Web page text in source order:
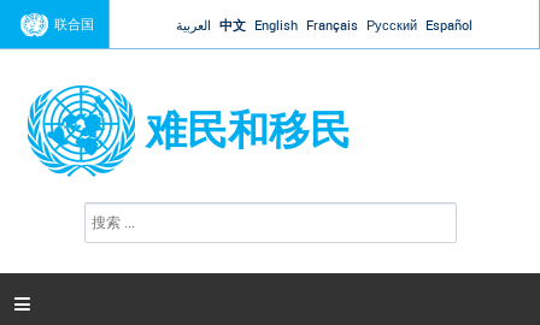
Jump to navigation
联合国 العربية 中文 English Français Русский Español
难民和移民
搜
索
